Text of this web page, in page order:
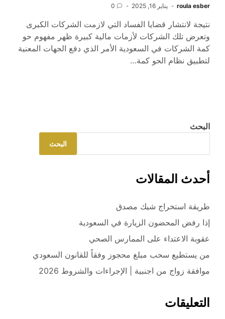
roula esber يناير 16, 2025 0
نتيجة لانتشار قضايا الفساد التي لازمت الشركات الكبرى
وتعرض تلك الشركات لأزمات مالية كبيرة ظهر مفهوم حو
كمة الشركات في السعودية الأمر الذي دفع الجهات المعنية
لتطبيق نظام الحو كمة…
البحث
البحث
أحدث المقالات
طريقة استخراج شيك مصدق
إذا رفض المحضون الزيارة في السعودية
عقوبة الاعتداء على الممارس الصحي
من يستطيع سحب مبلغ محجوز وفقاً للقانون السعودي
موافقة زواج من اجنبية | الإجراءات والشروط 2026
التعليقات